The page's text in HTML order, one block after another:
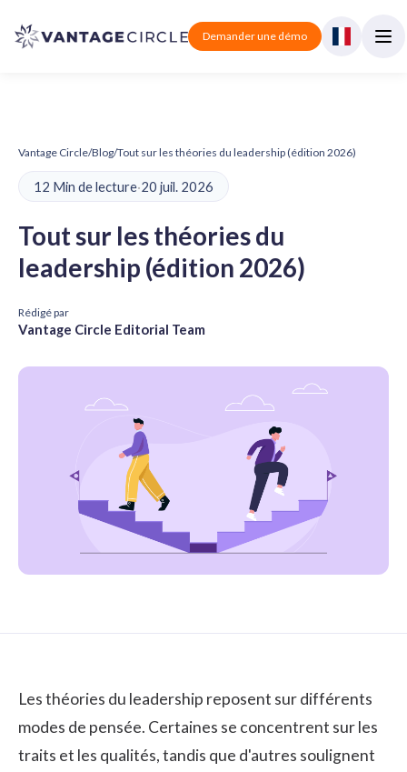
Demander une démo
Vantage Circle/Blog/Tout sur les théories du leadership (édition 2026)
12 Min de lecture·20 juil. 2026
Tout sur les théories du
leadership (édition 2026)
Rédigé par
Vantage Circle Editorial Team
Les théories du leadership reposent sur différents
modes de pensée. Certaines se concentrent sur les
traits et les qualités, tandis que d'autres soulignent